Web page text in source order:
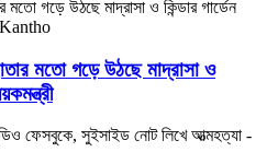
মতো গড়ে উঠছে মাদ্রাসা ও